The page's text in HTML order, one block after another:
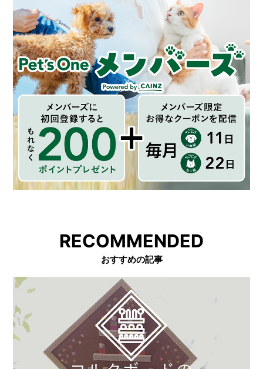
RECOMMENDED
おすすめの記事